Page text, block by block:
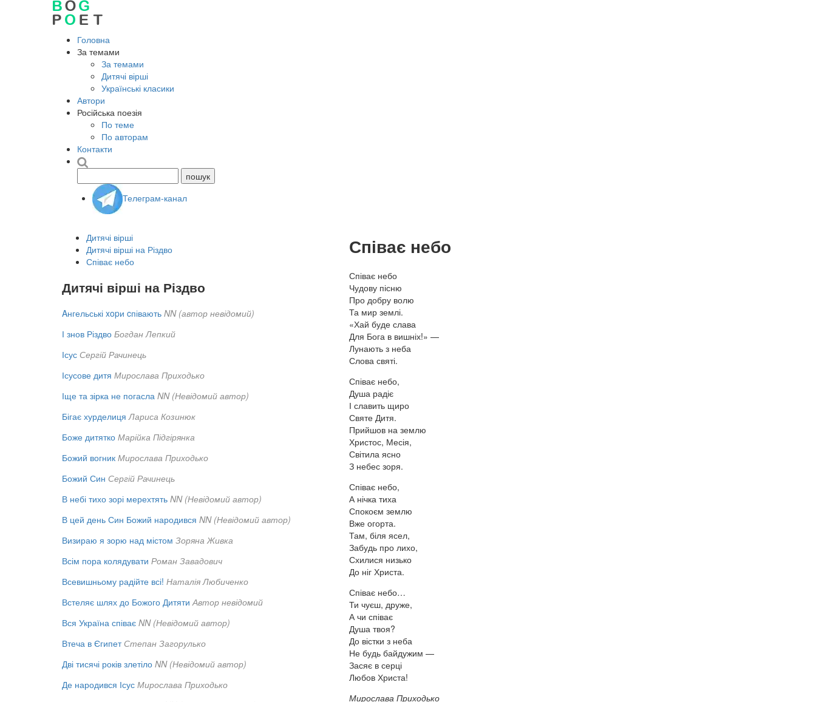
Головна
За темами
За темами
Дитячі вірші
Українські класики
Автори
Російська поезія
По теме
По авторам
Контакти
Телеграм-канал
Співає небо
Співає небо
Чудову пісню
Про добру волю
Та мир землі.
«Хай буде слава
Для Бога в вишніх!» —
Лунають з неба
Слова святі.
Співає небо,
Душа радіє
І славить щиро
Святе Дитя.
Прийшов на землю
Христос, Месія,
Світила ясно
З небес зоря.
Співає небо,
А нічка тиха
Спокоєм землю
Вже огорта.
Там, біля ясел,
Забудь про лихо,
Схилися низько
До ніг Христа.
Співає небо…
Ти чуєш, друже,
А чи співає
Душа твоя?
До вістки з неба
Не будь байдужим —
Засяє в серці
Любов Христа!
Мирослава Приходько
Дитячі вірші
Дитячі вірші на Різдво
Співає небо
Дитячі вірші на Різдво
Aнгельські xopи cпівають NN (автор невідомий)
І знов Різдво Богдан Лепкий
Ісус Сергій Рачинець
Ісусове дитя Мирослава Приходько
Іще та зірка не погасла NN (Невідомий автор)
Бігає хурделиця Лариса Козинюк
Боже дитятко Марійка Підгірянка
Божий вогник Мирослава Приходько
Божий Син Сергій Рачинець
В небі тихо зорі мерехтять NN (Невідомий автор)
В цей день Син Божий народився NN (Невідомий автор)
Визираю я зорю над містом Зоряна Живка
Всім пора колядувати Роман Завадович
Всевишньому радійте всі! Наталія Любиченко
Встеляє шлях до Божого Дитяти Автор невідомий
Вся Україна співає NN (Невідомий автор)
Втеча в Єгипет Степан Загорулько
Дві тисячі років злетіло NN (Невідомий автор)
Де народився Ісус Мирослава Приходько